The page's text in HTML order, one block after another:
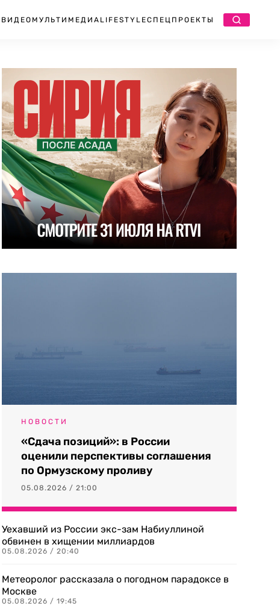
ВИДЕО МУЛЬТИМЕДИА LIFESTYLEСПЕЦПРОЕКТЫ
НОВОСТИ
«Сдача позиций»: в России
оценили перспективы соглашения
по Ормузскому проливу
05.08.2026 / 21:00
Уехавший из России экс-зам Набиуллиной
обвинен в хищении миллиардов
05.08.2026 / 20:40
Метеоролог рассказала о погодном парадоксе в
Москве
05.08.2026 / 19:45